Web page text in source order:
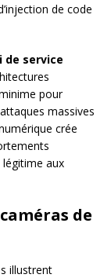
de code
de service
pour
massives
crée
légitime aux
de
illustrent